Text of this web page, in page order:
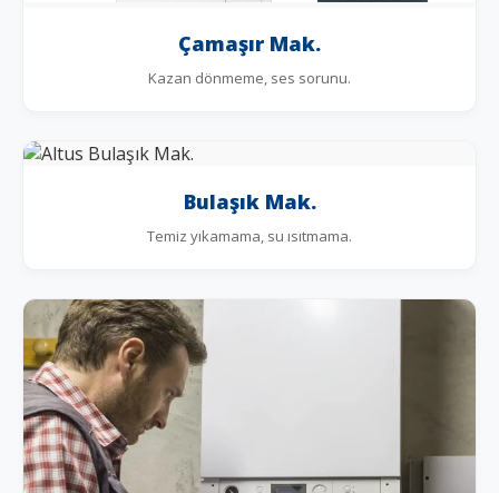
Çamaşır Mak.
Kazan dönmeme, ses sorunu.
Bulaşık Mak.
Temiz yıkamama, su ısıtmama.